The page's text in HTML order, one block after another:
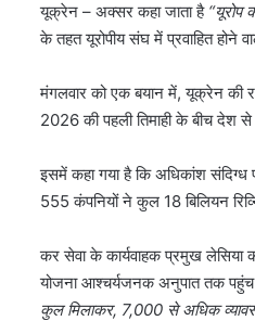
यूक्रेन – अक्सर कहा जाता है “यूरोप
के तहत यूरोपीय संघ में प्रवाहित होने
मंगलवार को एक बयान में, यूक्रेन की
2026 की पहली तिमाही के बीच देश
इसमें कहा गया है कि अधिकांश संदिग्ध
555 कंपनियों ने कुल 18 बिलियन
कर सेवा के कार्यवाहक प्रमुख लेसिया
योजना आश्चर्यजनक अनुपात तक
कुल मिलाकर, 7,000 से अधिक